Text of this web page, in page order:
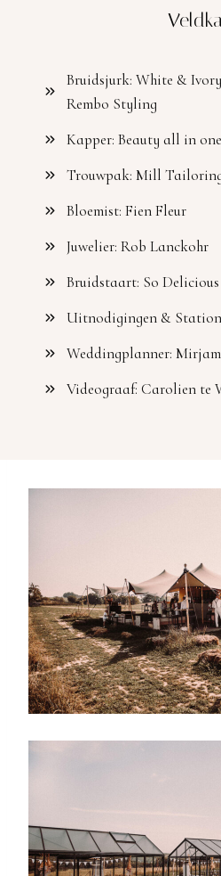
Bruidsjurk: White &
Rembo Styling
Kapper: Beauty all in
Trouwpak: Mill
Bloemist: Fien Fleur
Juwelier: Rob Lanckohr
Bruidstaart: So Delicious
Uitnodigingen &
Weddingplanner:
Videograaf: Carolien te